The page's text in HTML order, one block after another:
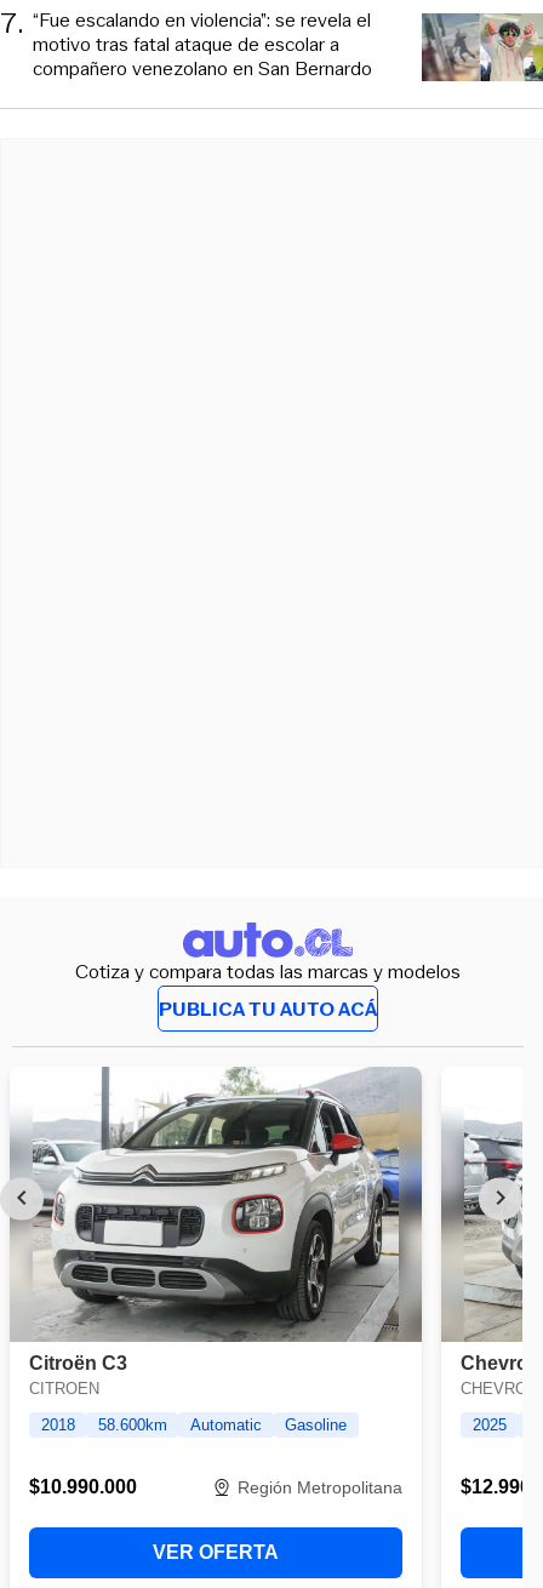
7. “Fue escalando en violencia”: se revela el
motivo tras fatal ataque de escolar a
compañero venezolano en San Bernardo
Cotiza y compara todas las marcas y modelos
PUBLICA TU AUTO ACÁ